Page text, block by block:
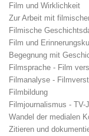
Film und Wirklichkeit
Zur Arbeit mit
Filmische
Film und
Begegnung mit
Filmsprache - Film
Filmanalyse -
Filmbildung
Filmjournalismus -
Wandel der medialen
Zitieren und